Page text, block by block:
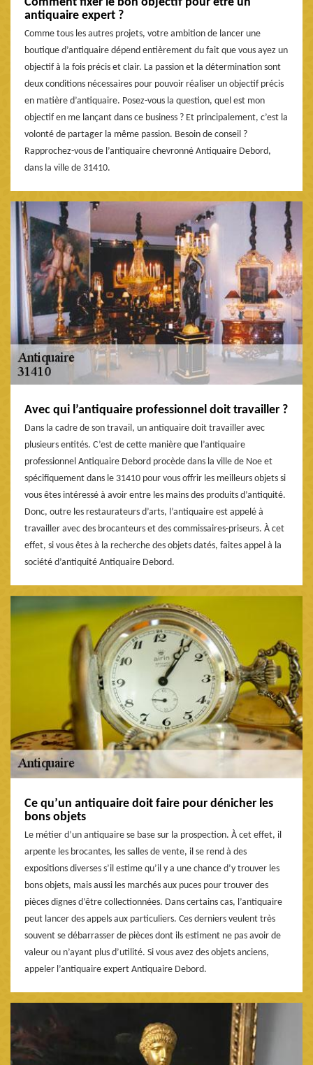
antiquaire expert ?
Comme tous les autres projets, votre ambition de lancer une
boutique d’antiquaire dépend entièrement du fait que vous ayez un
objectif à la fois précis et clair. La passion et la détermination sont
deux conditions nécessaires pour pouvoir réaliser un objectif précis
en matière d’antiquaire. Posez-vous la question, quel est mon
objectif en me lançant dans ce business ? Et principalement, c’est la
volonté de partager la même passion. Besoin de conseil ?
Rapprochez-vous de l’antiquaire chevronné Antiquaire Debord,
dans la ville de 31410.
Avec qui l’antiquaire professionnel doit travailler ?
Dans la cadre de son travail, un antiquaire doit travailler avec
plusieurs entités. C’est de cette manière que l’antiquaire
professionnel Antiquaire Debord procède dans la ville de Noe et
spécifiquement dans le 31410 pour vous offrir les meilleurs objets si
vous êtes intéressé à avoir entre les mains des produits d’antiquité.
Donc, outre les restaurateurs d’arts, l’antiquaire est appelé à
travailler avec des brocanteurs et des commissaires-priseurs. À cet
effet, si vous êtes à la recherche des objets datés, faites appel à la
société d’antiquité Antiquaire Debord.
Ce qu’un antiquaire doit faire pour dénicher les
bons objets
Le métier d’un antiquaire se base sur la prospection. À cet effet, il
arpente les brocantes, les salles de vente, il se rend à des
expositions diverses s’il estime qu’il y a une chance d’y trouver les
bons objets, mais aussi les marchés aux puces pour trouver des
pièces dignes d’être collectionnées. Dans certains cas, l’antiquaire
peut lancer des appels aux particuliers. Ces derniers veulent très
souvent se débarrasser de pièces dont ils estiment ne pas avoir de
valeur ou n’ayant plus d’utilité. Si vous avez des objets anciens,
appeler l’antiquaire expert Antiquaire Debord.